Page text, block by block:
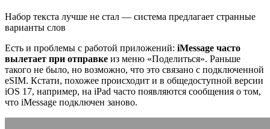
Набор текста лучше не стал — система предлагает странные
варианты слов
Есть и проблемы с работой приложений: iMessage часто
вылетает при отправке из меню «Поделиться». Раньше
такого не было, но возможно, что это связано с подключенной
eSIM. Кстати, похожее происходит и в общедоступной версии
iOS 17, например, на iPad часто появляются сообщения о том,
что iMessage подключен заново.